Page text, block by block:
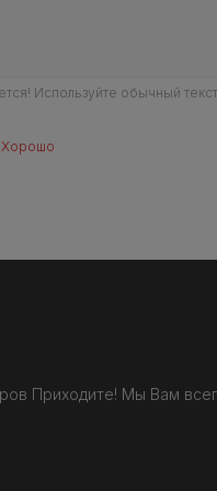
Используйте обычный
Хорошо
Приходите! Мы Вам